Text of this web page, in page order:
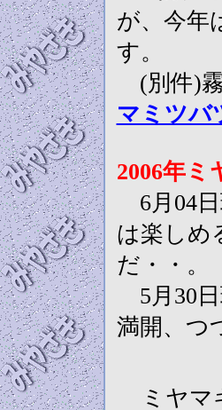
が、今年
す。
(別件)
マミツバ
2006年ミ
6月04
は楽しめ
だ・・。
5月30
満開、つ
ミヤ